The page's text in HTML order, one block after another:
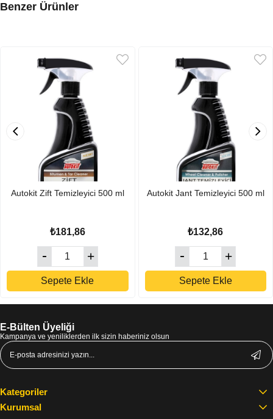
Benzer Ürünler
Autokit Zift Temizleyici 500 ml
₺181,86
Sepete Ekle
Autokit Jant Temizleyici 500 ml
₺132,86
Sepete Ekle
E-Bülten Üyeliği
Kampanya ve yeniliklerden ilk sizin haberiniz olsun
Kategoriler
Kurumsal